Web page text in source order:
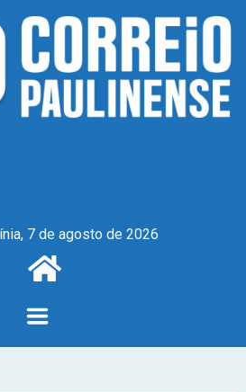
7 de agosto de 2026